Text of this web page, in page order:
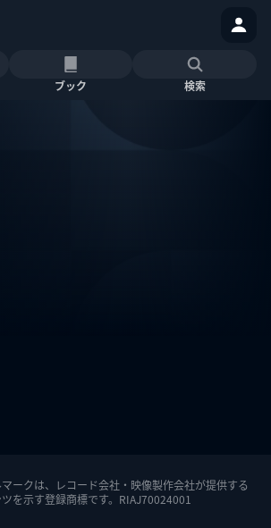
ブック 検索
ークは、レコード会社・映像製作会社が提供する
を示す登録商標です。RIAJ70024001